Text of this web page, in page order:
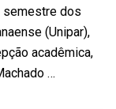
semestre dos
(Unipar),
acadêmica,
…